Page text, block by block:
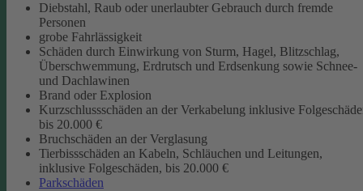
Diebstahl, Raub oder unerlaubter Gebrauch durch fremde
Personen
grobe Fahrlässigkeit
Schäden durch Einwirkung von Sturm, Hagel, Blitzschlag,
Überschwemmung, Erdrutsch und Erdsenkung sowie Schnee-
und Dachlawinen
Brand oder Explosion
Kurzschlussschäden an der Verkabelung inklusive
bis 20.000 €
Bruchschäden an der Verglasung
Tierbissschäden an Kabeln, Schläuchen und Leitungen,
inklusive Folgeschäden, bis 20.000 €
Parkschäden